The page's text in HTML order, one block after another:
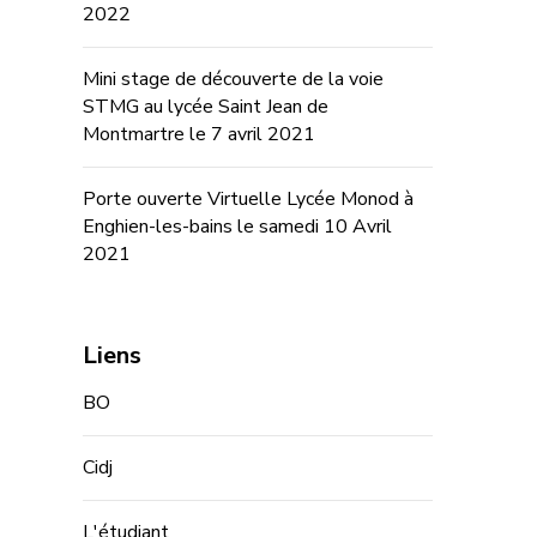
2022
Mini stage de découverte de la voie
STMG au lycée Saint Jean de
Montmartre le 7 avril 2021
Porte ouverte Virtuelle Lycée Monod à
Enghien-les-bains le samedi 10 Avril
2021
Liens
BO
Cidj